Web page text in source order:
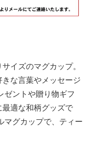
イズのマグカップ。
な言葉やメッセージ
ゼントや贈り物ギフ
最適な和柄グッズで
マグカップで、ティー